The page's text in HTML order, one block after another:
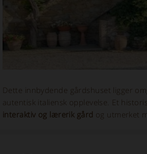
Dette innbydende gårdshuset ligger
autentisk italiensk opplevelse. Et
interaktiv og lærerik gård og utmerket